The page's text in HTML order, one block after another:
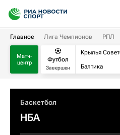
Главное Лига Чемпионов РПЛ
Матч-
центр
Футбол
Завершен
Крылья
Балтика
Баскетбол
НБА